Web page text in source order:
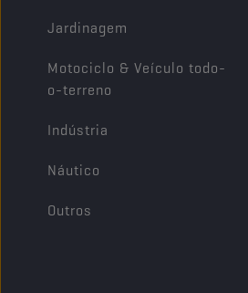
Jardinagem
Motociclo & Veículo todo-
o-terreno
Indústria
Náutico
Outros